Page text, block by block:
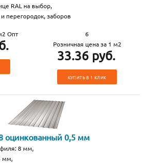
RAL на выбор,
перегородок, заборов
Опт
6
Розничная цена за 1 м2
33.36 руб.
КУПИТЬ В 1 КЛИК
оцинкованный 0,5 мм
8 мм,
мм,